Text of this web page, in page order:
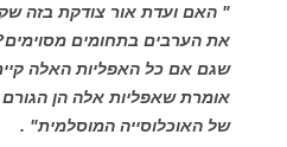
" האם ועדת אור צודקת בזה
את הערבים בתחומים מסוימים?
שגם אם כל האפליות האלה
אומרת שאפליות אלה הן
של האוכלוסייה המוסלמית" .